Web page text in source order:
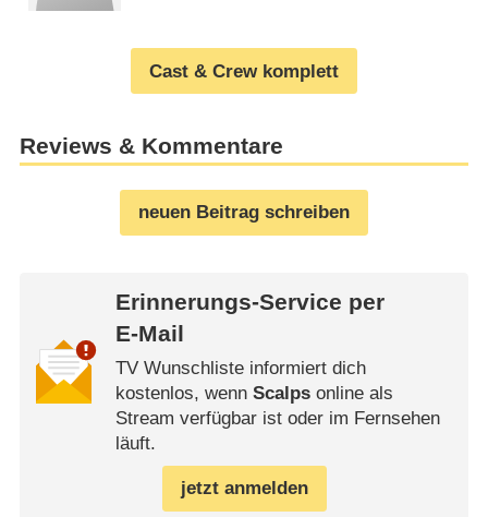
Cast & Crew komplett
Reviews & Kommentare
neuen Beitrag schreiben
Erinnerungs-Service per
E-Mail
TV Wunschliste informiert dich
kostenlos, wenn Scalpsonline als
Stream verfügbar ist oder im Fernsehen
läuft.
jetzt anmelden